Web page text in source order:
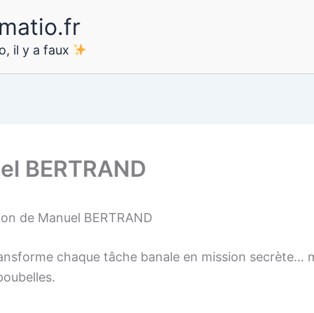
il y a faux
BERTRAND
de Manuel BERTRAND
chaque tâche banale en mission secrète…